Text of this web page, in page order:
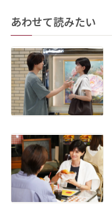
あわせて読みたい